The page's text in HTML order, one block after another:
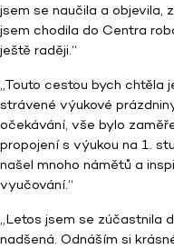
jsem se naučila a objevila,
jsem chodila do Centra
ještě raději.“
„Touto cestou bych chtěla
strávené výukové
očekávání, vše bylo
propojení s výukou na 1.
našel mnoho námětů a
vyučování.“
„Letos jsem se zúčastnila
nadšená. Odnáším si